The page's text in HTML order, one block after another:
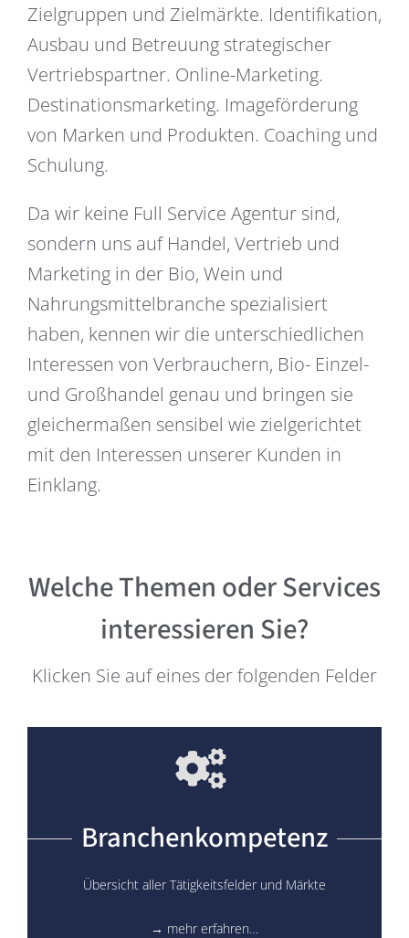
Zielgruppen und Zielmärkte. Identifikation,
Ausbau und Betreuung strategischer
Vertriebspartner. Online-Marketing.
Destinationsmarketing. Imageförderung
von Marken und Produkten. Coaching und
Schulung.
Da wir keine Full Service Agentur sind,
sondern uns auf Handel, Vertrieb und
Marketing in der Bio, Wein und
Nahrungsmittelbranche spezialisiert
haben, kennen wir die unterschiedlichen
Interessen von Verbrauchern, Bio- Einzel-
und Großhandel genau und bringen sie
gleichermaßen sensibel wie zielgerichtet
mit den Interessen unserer Kunden in
Einklang.
Welche Themen oder Services
interessieren Sie?
Klicken Sie auf eines der folgenden Felder
Branchenkompetenz
Übersicht aller Tätigkeitsfelder und Märkte
→ mehr erfahren…